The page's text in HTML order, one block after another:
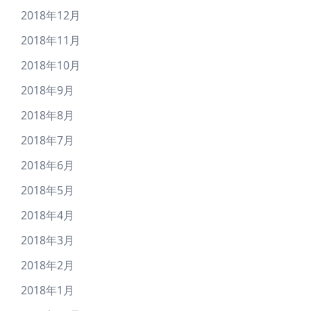
2018年12月
2018年11月
2018年10月
2018年9月
2018年8月
2018年7月
2018年6月
2018年5月
2018年4月
2018年3月
2018年2月
2018年1月